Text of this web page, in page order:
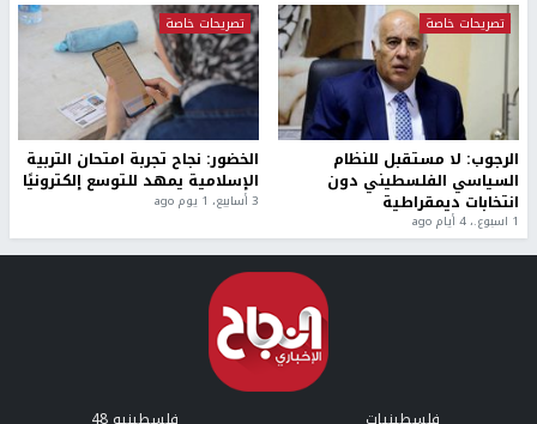
تصريحات خاصة
الرجوب: لا مستقبل للنظام
السياسي الفلسطيني دون
انتخابات ديمقراطية
1 اسبوع.، 4 أيام ago
تصريحات خاصة
الخضور: نجاح تجربة امتحان التربية
الإسلامية يمهد للتوسع إلكترونيًا
3 أسابيع، 1 يوم ago